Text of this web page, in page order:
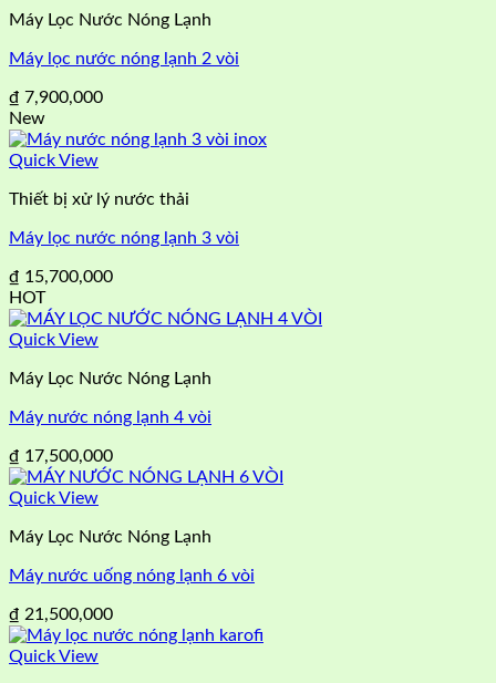
Máy Lọc Nước Nóng Lạnh
Máy lọc nước nóng lạnh 2 vòi
₫ 7,900,000
New
Quick View
Thiết bị xử lý nước thải
Máy lọc nước nóng lạnh 3 vòi
₫ 15,700,000
HOT
Quick View
Máy Lọc Nước Nóng Lạnh
Máy nước nóng lạnh 4 vòi
₫ 17,500,000
Quick View
Máy Lọc Nước Nóng Lạnh
Máy nước uống nóng lạnh 6 vòi
₫ 21,500,000
Quick View